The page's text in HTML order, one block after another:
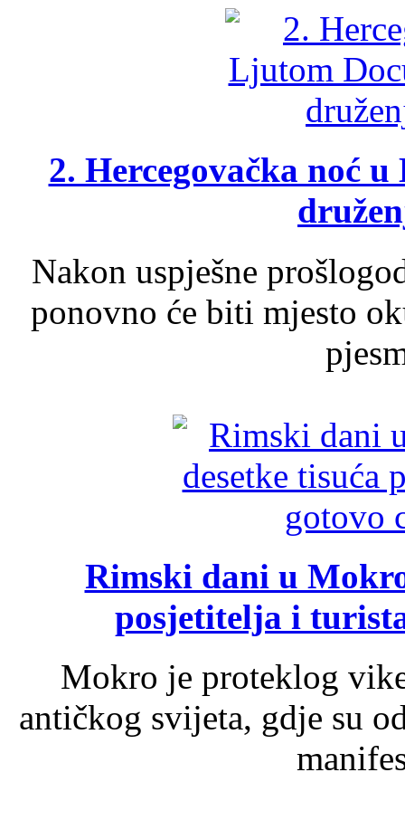
2. Hercegovačka noć
Nakon uspješne
ponovno će biti mjesto
Rimski dani u
posjetitelja i
Mokro je proteklog
antičkog svijeta, gdje su